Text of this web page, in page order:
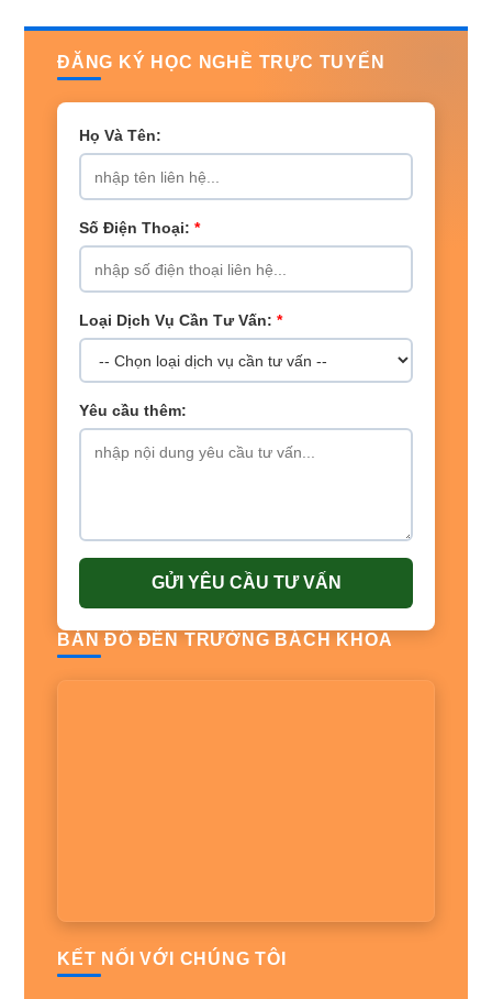
ĐĂNG KÝ HỌC NGHỀ TRỰC TUYẾN
Họ Và Tên:
Số Điện Thoại: *
Loại Dịch Vụ Cần Tư Vấn: *
Yêu cầu thêm:
GỬI YÊU CẦU TƯ VẤN
BẢN ĐỒ ĐẾN TRƯỜNG BÁCH KHOA
KẾT NỐI VỚI CHÚNG TÔI